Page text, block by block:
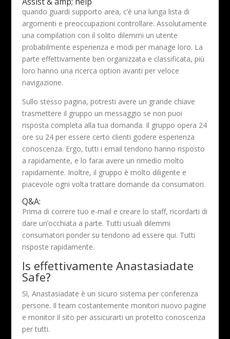
quando guardi supporto area, c’è una lunga lista di
argomenti e preoccupazioni controllare. Assolutamente
una compilation con il solito dilemmi un utente
probabilmente esperienza e modi per manage loro. La
parte effettivamente ben organizzata e classificata, più
loro hanno una ricerca option avanti per veloce
navigazione.
Sullo stesso pagina, potresti avere un grande chiave
trasmettere il gruppo un messaggio se non puoi
risposta completa alla tua domanda. Il gruppo opera 24
ore su 24 per essere certo clienti godere esperienza
conoscenza. Ergo, tutti i email tendono hanno risposto
a rapidamente, e lo farai avere un rimedio molto
rapidamente. Inoltre, il gruppo è molto diligente e
piacevole ogni volta trattare domande da consumatori.
Q&A:
Prima di correre tuo e-mail e creare lo staff, ricordarti di
dare un’occhiata a parte. Tutti usuali dilemmi
consumatori ponder su tendono ad essere qui. Tutti
risposte rapidamente.
Is effettivamente Anastasiadate
Safe?
Sì, Anastasiadate è un sicuro sistema per conferenza
persone. Il team costantemente monitori nuovo pagine
e monitor il sito per assicurarti un protetto conoscenza
per tutti.